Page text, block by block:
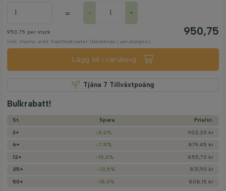
= - +
950,75 per styck 950,75
inkl. moms, exkl. fraktkostnader (beräknas i varukorgen)
Lägg till i varukorg
Tjäna 7 Tillväxtpoäng
Bulkrabatt!
St. Spara
Pris/­st.
3+
-5,0%
903,20 kr
6+
-7,5%
879,45 kr
12+
-10,0%
855,70 kr
25+
-12,5%
831,90 kr
50+
-15,0% 808,15 kr